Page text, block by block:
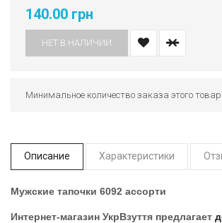
140.00 грн
НЕТ В НАЛИЧИИ
Минимальное количество заказа этого
Описание Характеристики
Мужские тапочки 6092 ассорти
Интернет-магазин УкрВзуття предлагает